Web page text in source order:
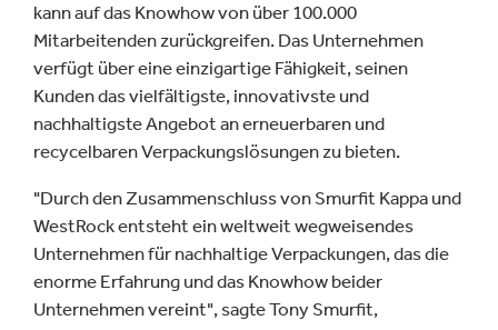
kann auf das Knowhow von über 100.000
Mitarbeitenden zurückgreifen. Das Unternehmen
verfügt über eine einzigartige Fähigkeit, seinen
Kunden das vielfältigste, innovativste und
nachhaltigste Angebot an erneuerbaren und
recycelbaren Verpackungslösungen zu bieten.
"Durch den Zusammenschluss von Smurfit Kappa und
WestRock entsteht ein weltweit wegweisendes
Unternehmen für nachhaltige Verpackungen, das die
enorme Erfahrung und das Knowhow beider
Unternehmen vereint", sagte Tony Smurfit,